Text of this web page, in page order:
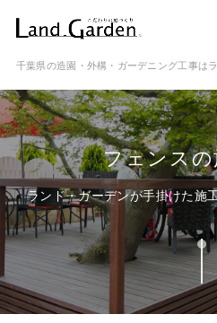
ランド・ガーデンとは
モデルガーデン
施工事例
保証と約束・ご理解いただ
施工の流れ
よくある質問
千葉県の造園・外構・ガーデニング工事は
フェンス
ランド・ガーデンが手掛けた施